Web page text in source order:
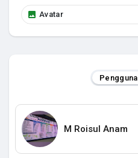
Avatar
Pengguna
M Roisul Anam